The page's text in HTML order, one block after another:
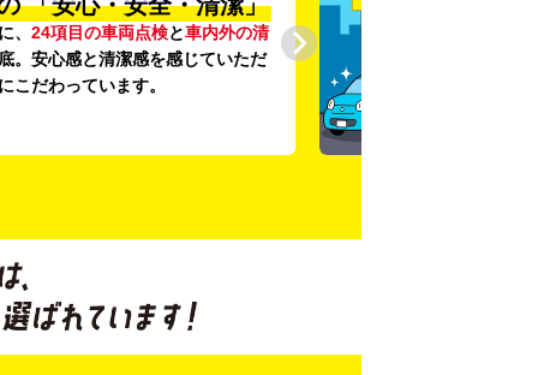
、 24項目の車両点検と車内外の清
。安心感と清潔感を感じていただ
こだわっています。